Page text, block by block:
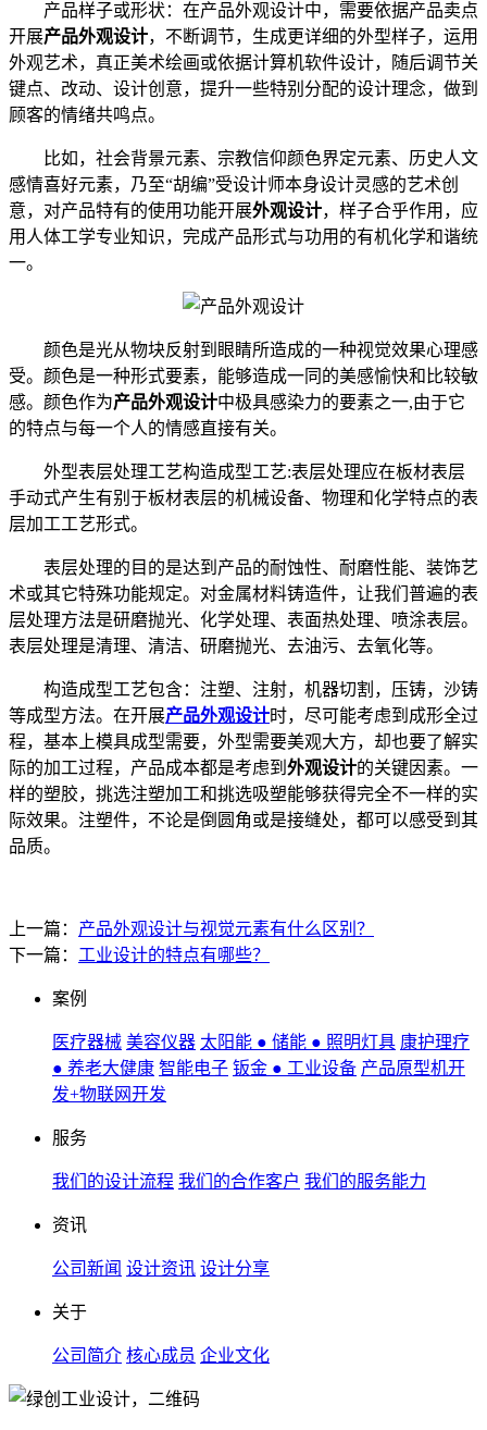
产品样子或形状：在产品外观设计中，需要依据产品卖点
开展产品外观设计，不断调节，生成更详细的外型样子，运用
外观艺术，真正美术绘画或依据计算机软件设计，随后调节关
键点、改动、设计创意，提升一些特别分配的设计理念，做到
顾客的情绪共鸣点。
比如，社会背景元素、宗教信仰颜色界定元素、历史人文
感情喜好元素，乃至“胡编”受设计师本身设计灵感的艺术创
意，对产品特有的使用功能开展外观设计，样子合乎作用，应
用人体工学专业知识，完成产品形式与功用的有机化学和谐统
一。
颜色是光从物块反射到眼睛所造成的一种视觉效果心理感
受。颜色是一种形式要素，能够造成一同的美感愉快和比较敏
感。颜色作为产品外观设计中极具感染力的要素之一,由于它
的特点与每一个人的情感直接有关。
外型表层处理工艺构造成型工艺:表层处理应在板材表层
手动式产生有别于板材表层的机械设备、物理和化学特点的表
层加工工艺形式。
表层处理的目的是达到产品的耐蚀性、耐磨性能、装饰艺
术或其它特殊功能规定。对金属材料铸造件，让我们普遍的表
层处理方法是研磨抛光、化学处理、表面热处理、喷涂表层。
表层处理是清理、清洁、研磨抛光、去油污、去氧化等。
构造成型工艺包含：注塑、注射，机器切割，压铸，沙铸
等成型方法。在开展产品外观设计时，尽可能考虑到成形全过
程，基本上模具成型需要，外型需要美观大方，却也要了解实
际的加工过程，产品成本都是考虑到 外观设计的关键因素。一
样的塑胶，挑选注塑加工和挑选吸塑能够获得完全不一样的实
际效果。注塑件，不论是倒圆角或是接缝处，都可以感受到其
品质。
上一篇： 产品外观设计与视觉元素有什么区别？
下一篇： 工业设计的特点有哪些？
案例
医疗器械 美容仪器 太阳能 ● 储能 ● 照明灯具 康护理疗
● 养老大健康 智能电子 钣金 ● 工业设备 产品原型机开
发+物联网开发
服务
我们的设计流程 我们的合作客户 我们的服务能力
资讯
公司新闻 设计资讯 设计分享
关于
公司简介 核心成员 企业文化